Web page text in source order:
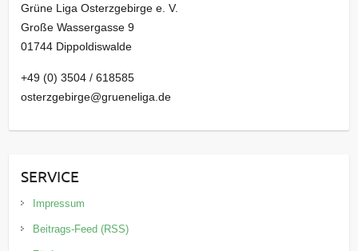
Grüne Liga Osterzgebirge e. V.
Große Wassergasse 9
01744 Dippoldiswalde
+49 (0) 3504 / 618585
osterzgebirge@grueneliga.de
SERVICE
Impressum
Beitrags-Feed (RSS)